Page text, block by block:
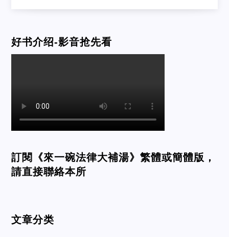
好书介绍-影音抢先看
訂閱《來一碗法律大補湯》繁體或簡體版，
請直接聯絡本所
文章分类